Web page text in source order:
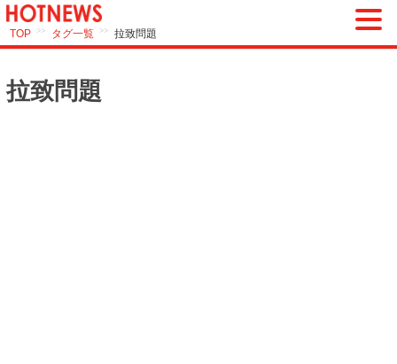
TOP >> タグ一覧 >> 拉致問題
拉致問題